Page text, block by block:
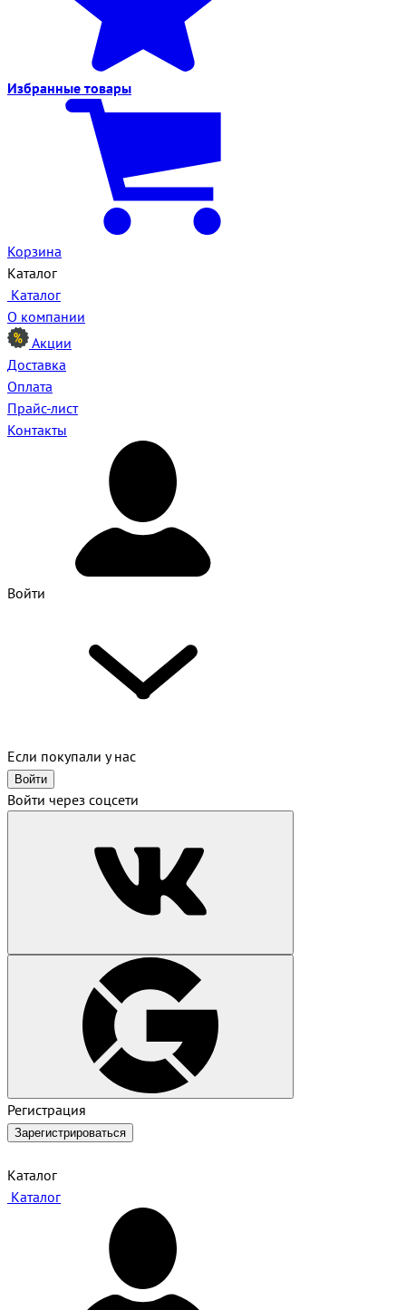
Избранные товары
Корзина
Каталог
Каталог
О компании
Акции
Доставка
Оплата
Прайс-лист
Контакты
Войти
Если покупали у нас
Войти
Войти через соцсети
Регистрация
Зарегистрироваться
Каталог
Каталог